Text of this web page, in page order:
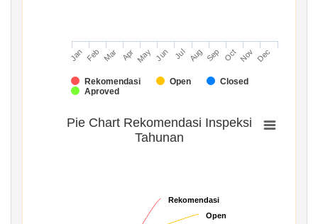
Rekomendasi Open
Closed
Aproved
Jan Feb Mar Apr May Jun Jul Aug Sep Oct Nov Dec
Pie Chart Rekomendasi Inspeksi
Tahunan
Rekomendasi
Rekomendasi
Open
Open